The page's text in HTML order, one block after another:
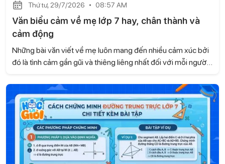
Thứ tư, 29/7/2026 08:57 AM
Văn biểu cảm về mẹ lớp 7 hay, chân thành và
cảm động
Những bài văn viết về mẹ luôn mang đến nhiều cảm xúc bởi
đó là tình cảm gần gũi và thiêng liêng nhất đối với mỗi người.
hay, chân thành và cảm động do Học là Giỏi tổng hợp để em
có thể tham khảo.